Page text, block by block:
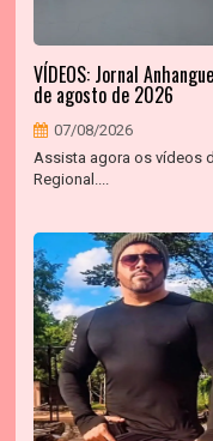
VÍDEOS: Jornal
de agosto de 2026
07/08/2026
Assista agora os vídeos
Regional....